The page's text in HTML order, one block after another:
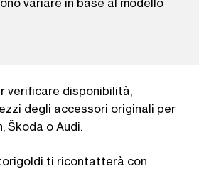
verificare disponibilità,
degli accessori originali per
Škoda o Audi.
ti ricontatterà con